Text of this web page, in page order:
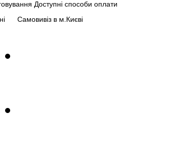
Доступні способи оплати
Самовивіз в м.Києві